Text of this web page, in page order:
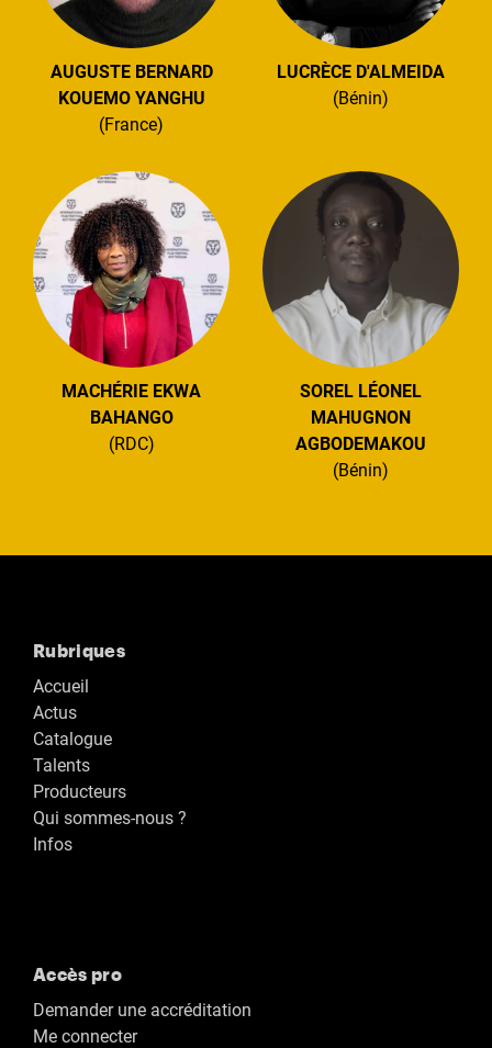
AUGUSTE BERNARD
KOUEMO YANGHU
(France)
LUCRÈCE D'ALMEIDA
(Bénin)
MACHÉRIE EKWA
BAHANGO
(RDC)
SOREL LÉONEL
MAHUGNON
AGBODEMAKOU
(Bénin)
Rubriques
Accueil
Actus
Catalogue
Talents
Producteurs
Qui sommes-nous ?
Infos
Accès pro
Demander une accréditation
Me connecter